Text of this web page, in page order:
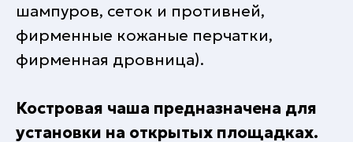
шампуров, сеток и противней,
фирменные кожаные перчатки,
фирменная дровница).
Костровая чаша предназначена для
установки на открытых площадках.